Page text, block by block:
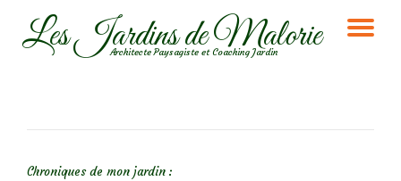
AllerLes Jardins de Malorie
Architecte Paysagiste et Coaching Jardin
Chroniques de mon jardin :